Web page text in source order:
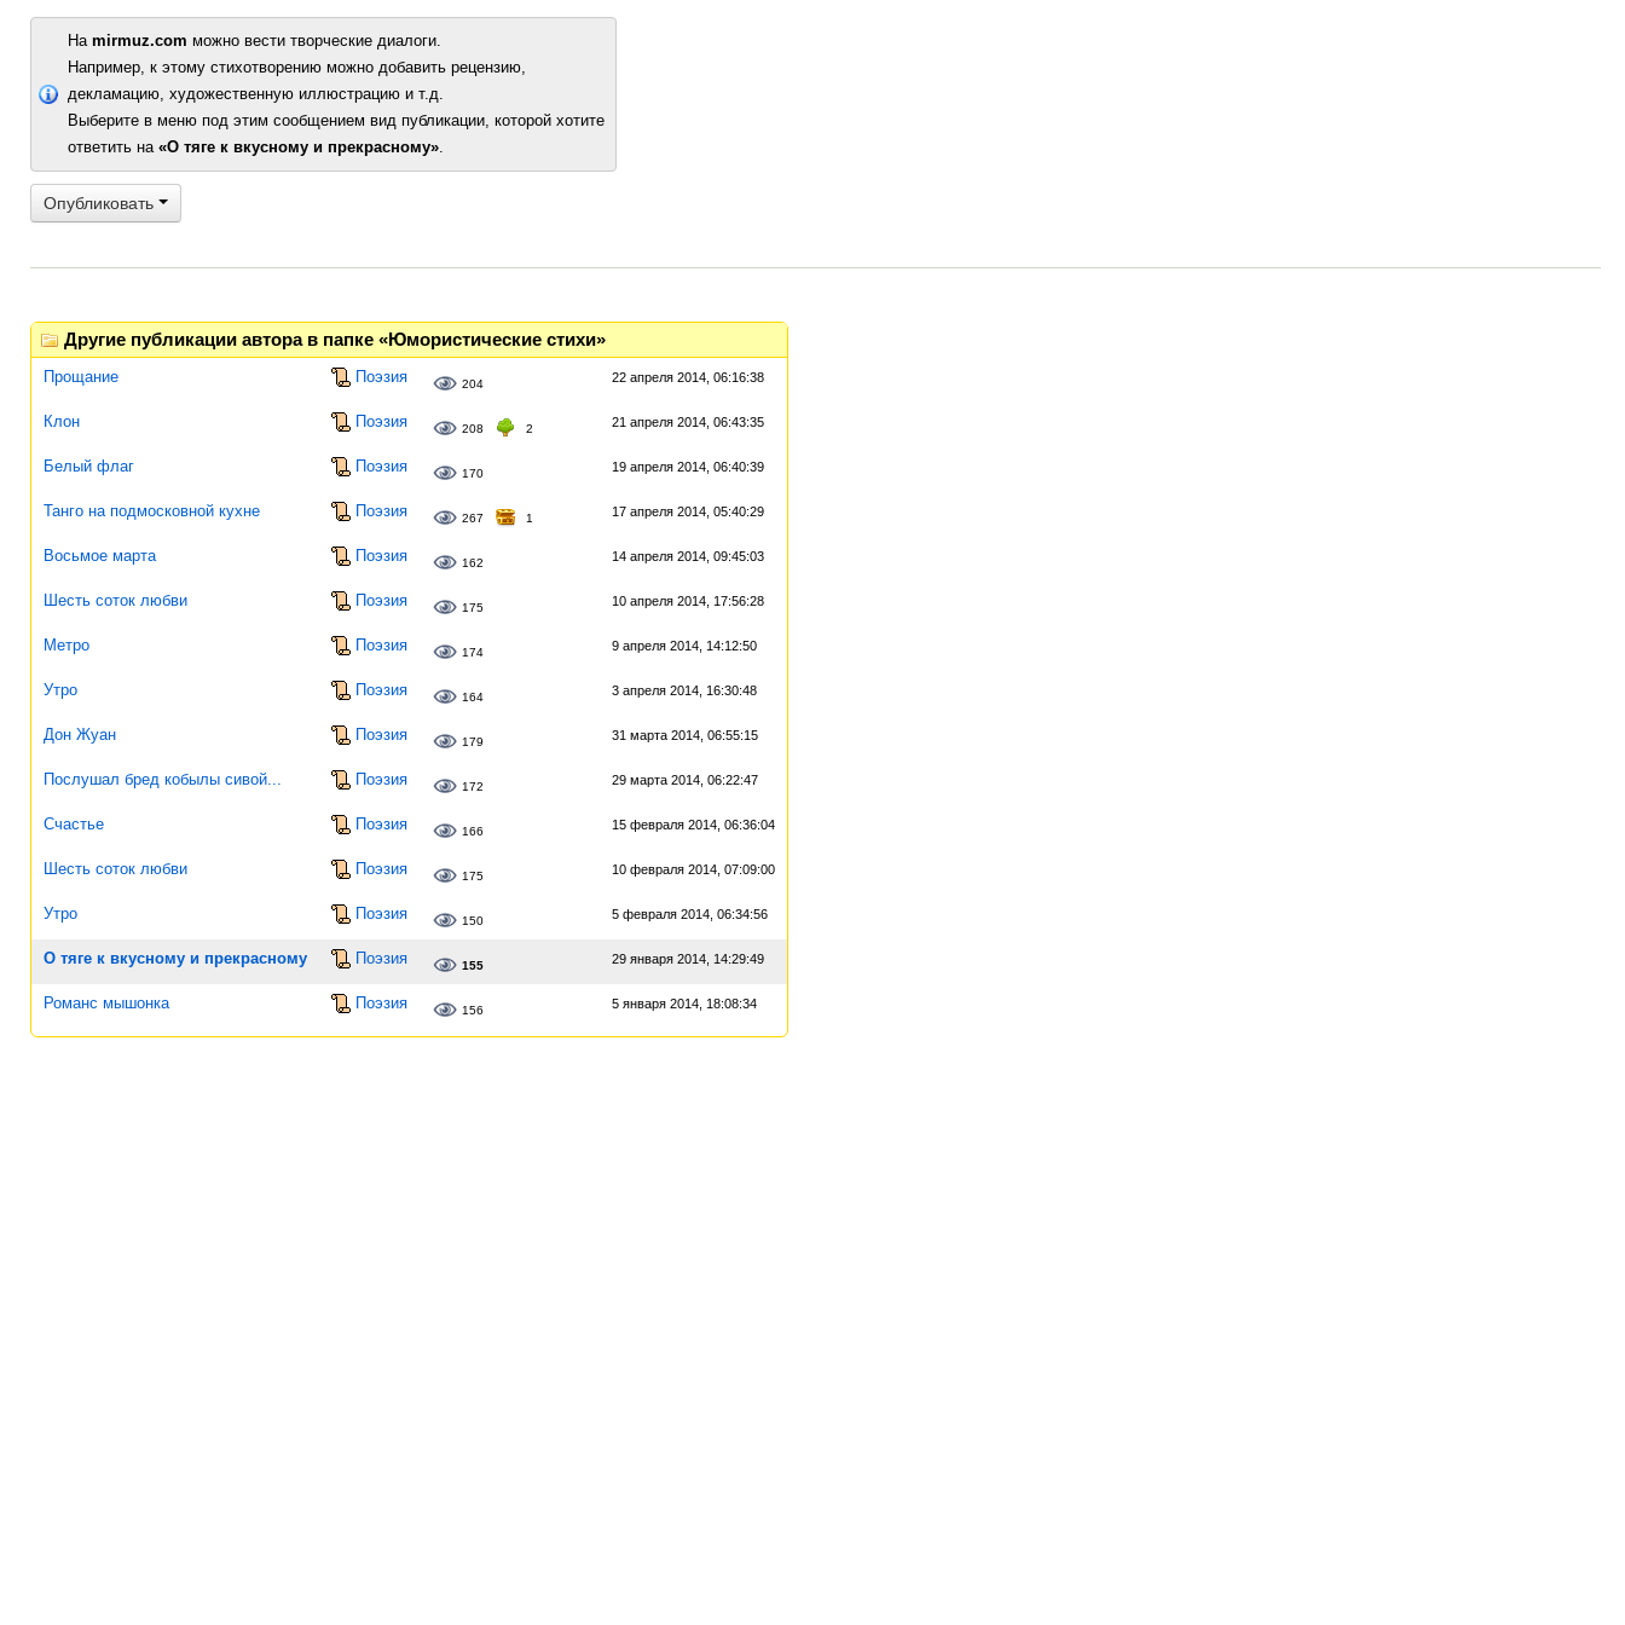
На mirmuz.com можно вести творческие диалоги.
Например, к этому стихотворению можно добавить рецензию,
декламацию, художественную иллюстрацию и т.д.
Выберите в меню под этим сообщением вид публикации, которой хотите
ответить на «О тяге к вкусному и прекрасному».
Опубликовать
Другие публикации автора в папке «Юмористические стихи»
Прощание Поэзия 204 22 апреля 2014, 06:16:38
Клон Поэзия 208 2 21 апреля 2014, 06:43:35
Белый флаг Поэзия 170 19 апреля 2014, 06:40:39
Танго на подмосковной кухне Поэзия 267 1 17 апреля 2014, 05:40:29
Восьмое марта Поэзия 162 14 апреля 2014, 09:45:03
Шесть соток любви Поэзия 175 10 апреля 2014, 17:56:28
Метро Поэзия 174 9 апреля 2014, 14:12:50
Утро Поэзия 164 3 апреля 2014, 16:30:48
Дон Жуан Поэзия 179 31 марта 2014, 06:55:15
Послушал бред кобылы сивой... Поэзия 172 29 марта 2014, 06:22:47
Счастье Поэзия 166 15 февраля 2014, 06:36:04
Шесть соток любви Поэзия 175 10 февраля 2014, 07:09:00
Утро Поэзия 150 5 февраля 2014, 06:34:56
О тяге к вкусному и прекрасному Поэзия 155 29 января 2014, 14:29:49
Романс мышонка Поэзия 156 5 января 2014, 18:08:34